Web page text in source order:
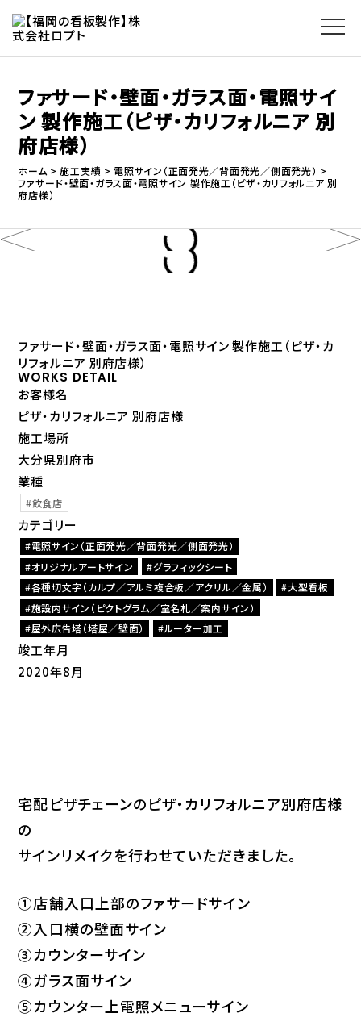
ファサード・壁面・ガラス面・電照サイ
ン 製作施工（ピザ・カリフォルニア 別
府店様）
ホーム 施工実績
電照サイン（正面発光／背面発光／側面発光）
ファサード・壁面・ガラス面・電照サイン 製作施工（ピザ・カリフォルニア 別
府店様）
ファサード・壁面・ガラス面・電照サイン 製作施工（ピザ・カ
リフォルニア 別府店様）
WORKS DETAIL
お客様名
ピザ・カリフォルニア 別府店様
施工場所
大分県別府市
業種
飲食店
カテゴリー
電照サイン（正面発光／背面発光／側面発光）
オリジナルアートサイン
グラフィックシート
各種切文字（カルプ／アルミ複合板／アクリル／金属）
大型看板
施設内サイン（ピクトグラム／室名札／案内サイン）
屋外広告塔（塔屋／壁面）
ルーター加工
竣工年月
2020年8月
宅配ピザチェーンのピザ・カリフォルニア別府店様
の
サインリメイクを行わせていただきました。
①店舗入口上部のファサードサイン
②入口横の壁面サイン
③カウンターサイン
④ガラス面サイン
⑤カウンター上電照メニューサイン